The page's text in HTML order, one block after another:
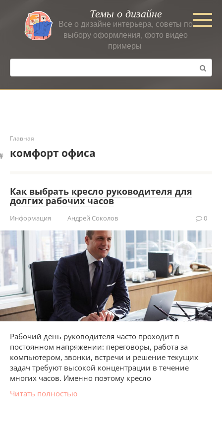
контенту
Темы о дизайне
Все о дизайне интерьера, советы по
выбору оформления, фото видео
примеры
Поиск:
Главная
комфорт офиса
Как выбрать кресло руководителя для
долгих рабочих часов
Информация Андрей Соколов 0
Рабочий день руководителя часто проходит в
постоянном напряжении: переговоры, работа за
компьютером, звонки, встречи и решение текущих
задач требуют высокой концентрации в течение
многих часов. Именно поэтому кресло
Читать полностью